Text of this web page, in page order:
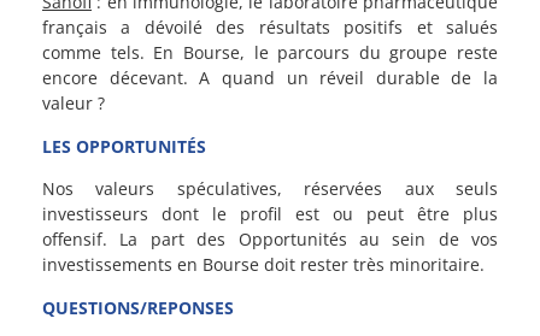
français a dévoilé des résultats positifs et salués
comme tels. En Bourse, le parcours du groupe reste
encore décevant. A quand un réveil durable de la
valeur ?
LES OPPORTUNITÉS
Nos valeurs spéculatives, réservées aux seuls
investisseurs dont le profil est ou peut être plus
offensif. La part des Opportunités au sein de vos
investissements en Bourse doit rester très minoritaire.
QUESTIONS/REPONSES